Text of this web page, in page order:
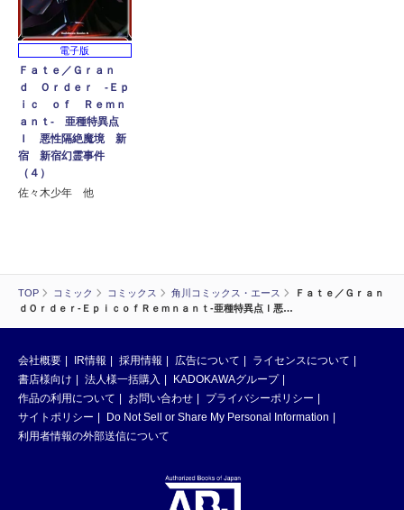
TOP コミック コミックス 角川コミックス・エース
Ｆａｔｅ／Ｇｒａｎ
ｄＯｒｄｅｒ‐ＥｐｉｃｏｆＲｅｍｎａｎｔ‐亜種特異点Ｉ悪…
電子版
Ｆａｔｅ／Ｇｒａｎ
ｄ Ｏｒｄｅｒ ‐Ｅｐ
ｉｃ ｏｆ Ｒｅｍｎ
ａｎｔ‐ 亜種特異点
Ｉ 悪性隔絶魔境 新
宿 新宿幻霊事件
（４）
佐々木少年 他
会社概要 IR情報 採用情報 広告について
ライセンスについて
書店様向け
法人様一括購入
KADOKAWAグループ
作品の利用について
お問い合わせ
プライバシーポリシー
サイトポリシー
Do Not Sell or Share My Personal Information
利用者情報の外部送信について